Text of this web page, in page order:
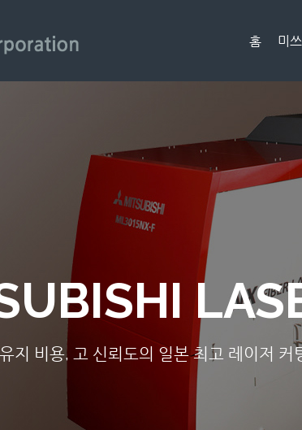
홈 미
지 비용, 고 신뢰도의 일본 최고 레이저 커